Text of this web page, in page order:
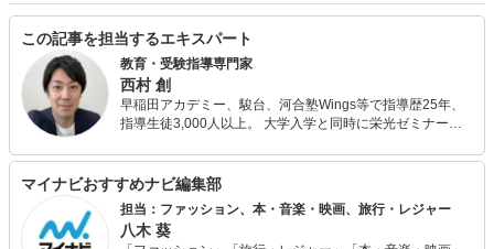
この記事を担当するエキスパート
教育・受験指導専門家
西村 創
早稲田アカデミー、駿台、河合塾Wings等で指導歴25年、
指導生徒3,000人以上。 大学入学と同時に栄光ゼミナール
田アカデミーでは入社初年度に生徒授業満足度全講師中1位
を取り、社長から表彰される。 駿台ではシンガポール校講
師を経て、社歴80年初の20代校長として香港校校長を務
め、過去最高の合格実績を出す。 河合塾Wingsでは入社後
11年間、生徒の授業満足度全講師中1位、講師研修や保護
マイナビおすすめナビ編集部
担当：ファッション、本・音楽・映画、旅行・レジャー
八木 葵